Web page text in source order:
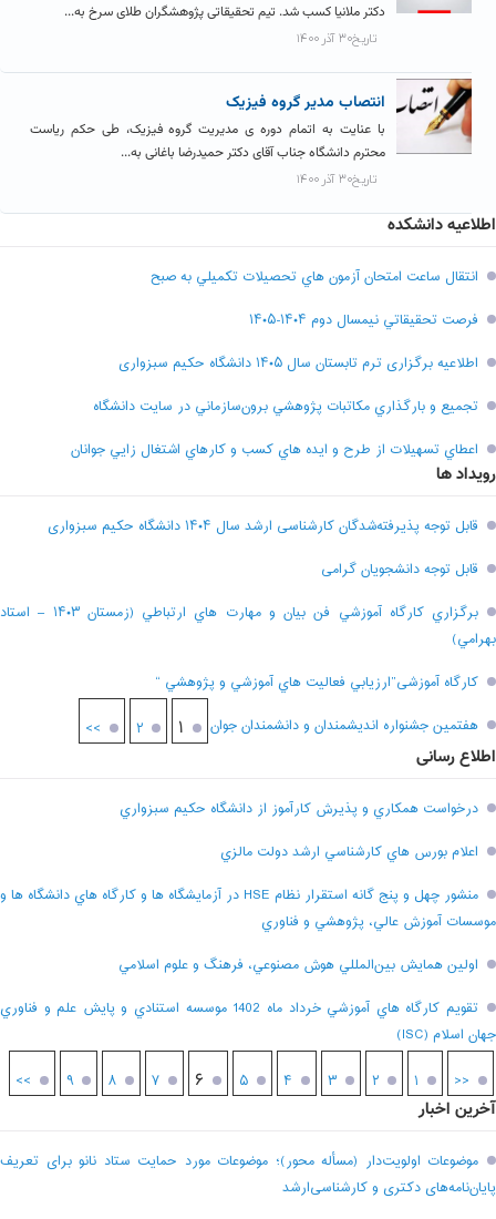
دکتر ملانیا کسب شد. تیم تحقیقاتی پژوهشگران طلای سرخ به...
تاریخ۳۰ آذر ۱۴۰۰
انتصاب مدیر گروه فیزیک
با عنایت به اتمام دوره ی مدیریت گروه فیزیک، طی حکم ریاست
محترم دانشگاه جناب آقای دکتر حمیدرضا باغانی به...
تاریخ۳۰ آذر ۱۴۰۰
اطلاعیه دانشکده
انتقال ساعت امتحان آزمون هاي تحصيلات تکميلي به صبح
فرصت تحقيقاتي نیمسال دوم ۱۴۰۴-۱۴۰۵
اطلاعیه برگزاری ترم تابستان سال ۱۴۰۵ دانشگاه حکیم سبزواری
تجميع و بارگذاري مکاتبات پژوهشي برون‌سازماني در سايت دانشگاه
اعطاي تسهيلات از طرح و ايده هاي کسب و کارهاي اشتغال زايي جوانان
رویداد ها
قابل توجه پذیرفته‌شدگان کارشناسی ارشد سال ۱۴۰۴ دانشگاه حکیم سبزواری
قابل توجه دانشجویان گرامی
برگزاري کارگاه آموزشي فن بيان و مهارت هاي ارتباطي (زمستان ۱۴۰۳ – استاد
بهرامي)
کارگاه آموزشی”ارزيابي فعاليت هاي آموزشي و پژوهشي “
هفتمين جشنواره انديشمندان و دانشمندان جوان
۱ ۲ >>
اطلاع رسانی
درخواست همکاري و پذيرش کارآموز از دانشگاه حکيم سبزواري
اعلام بورس هاي کارشناسي ارشد دولت مالزي
منشور چهل و پنج گانه استقرار نظام HSE در آزمايشگاه ها و کارگاه هاي دانشگاه ها و
موسسات آموزش عالي، پژوهشي و فناوري
اولين همايش بين‌المللي هوش مصنوعي، فرهنگ و علوم اسلامي
تقويم کارگاه هاي آموزشي خرداد ماه 1402 موسسه استنادي و پايش علم و فناوري
جهان اسلام (ISC)
<< ۱ ۲ ۳ ۴ ۵ ۶ ۷ ۸ ۹ >>
آخرین اخبار
موضوعات اولویت‌دار (مسأله محور)؛ موضوعات مورد حمایت ستاد نانو برای تعریف
پایان‌نامه‌های دکتری و کارشناسی‌ارشد